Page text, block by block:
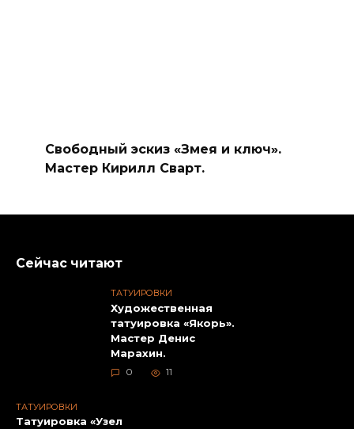
Свободный эскиз «Змея и ключ».
Мастер Кирилл Сварт.
Сейчас читают
ТАТУИРОВКИ
Художественная
татуировка «Якорь».
Мастер Денис
Марахин.
0 11
ТАТУИРОВКИ
Татуировка «Узел